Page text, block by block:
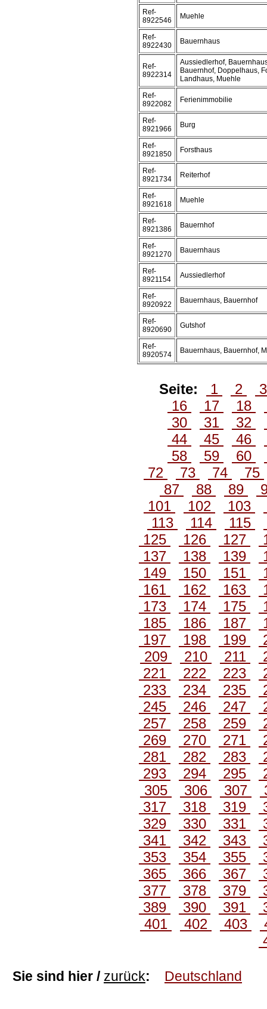
Ref-
8922546
Muehle
Ref-
8922430
Bauernhaus
Ref-
8922314
Aussiedlerhof,
Bauernhof, Doppelhaus,
Landhaus, Muehle
Ref-
8922082
Ferienimmobilie
Ref-
8921966
Burg
Ref-
8921850
Forsthaus
Ref-
8921734
Reiterhof
Ref-
8921618
Muehle
Ref-
8921386
Bauernhof
Ref-
8921270
Bauernhaus
Ref-
8921154
Aussiedlerhof
Ref-
8920922
Bauernhaus, Bauernhof
Ref-
8920690
Gutshof
Ref-
8920574
Bauernhaus, Bauernhof,
Seite: 1 2
16
17 18
30
31 32
44
45 46
58
59 60
72
73 74
75
87
88 89
101
102 103
113
114 115
125
126 127
137
138 139
149
150 151
161
162 163
173
174 175
185
186 187
197
198 199
209
210 211
221
222 223
233
234 235
245
246 247
257
258 259
269
270 271
281
282 283
293
294 295
305
306 307
317
318 319
329
330 331
341
342 343
353
354 355
365
366 367
377
378 379
389
390 391
401
402 403
Sie sind hier / zurück: Deutschland